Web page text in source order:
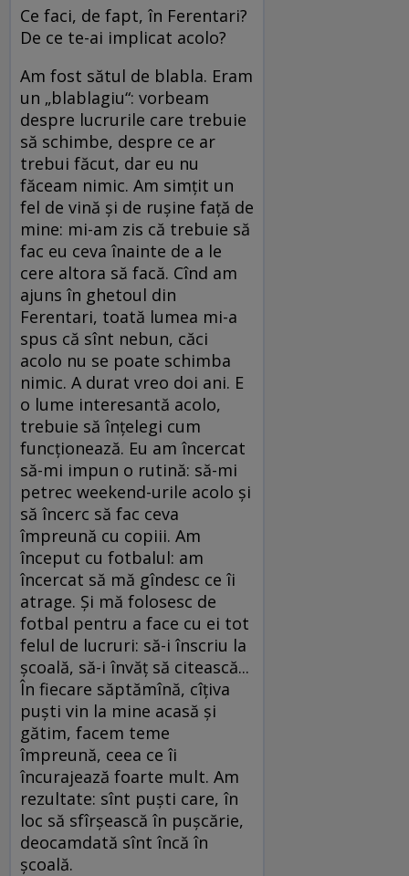
Ce faci, de fapt, în Ferentari?
De ce te-ai implicat acolo?
Am fost sătul de blabla. Eram
un „blablagiu“: vorbeam
despre lucrurile care trebuie
să schimbe, despre ce ar
trebui făcut, dar eu nu
făceam nimic. Am simţit un
fel de vină şi de ruşine faţă de
mine: mi-am zis că trebuie să
fac eu ceva înainte de a le
cere altora să facă. Cînd am
ajuns în ghetoul din
Ferentari, toată lumea mi-a
spus că sînt nebun, căci
acolo nu se poate schimba
nimic. A durat vreo doi ani. E
o lume interesantă acolo,
trebuie să înţelegi cum
funcţionează. Eu am încercat
să-mi impun o rutină: să-mi
petrec weekend-urile acolo şi
să încerc să fac ceva
împreună cu copiii. Am
început cu fotbalul: am
încercat să mă gîndesc ce îi
atrage. Şi mă folosesc de
fotbal pentru a face cu ei tot
felul de lucruri: să-i înscriu la
şcoală, să-i învăţ să citească...
În fiecare săptămînă, cîţiva
puşti vin la mine acasă şi
gătim, facem teme
împreună, ceea ce îi
încurajează foarte mult. Am
rezultate: sînt puşti care, în
loc să sfîrşească în puşcărie,
deocamdată sînt încă în
şcoală.